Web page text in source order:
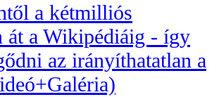
a kétmilliós
át a Wikipédiáig - így
az irányíthatatlan a